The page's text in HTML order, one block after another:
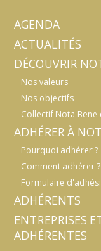
AGENDA
ACTUALITÉS
DÉCOUVRIR
Nos valeurs
Nos objectifs
Collectif Nota Bene
ADHÉRER À
Pourquoi adhérer ?
Comment adhérer ?
Formulaire
ADHÉRENTS
ENTREPRISES
ADHÉRENTES